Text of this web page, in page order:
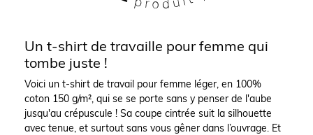
Un t-shirt de travaille pour femme qui
tombe juste !
Voici un t-shirt de travail pour femme léger, en 100%
coton 150 g/m², qui se se porte sans y penser de l'aube
jusqu'au crépuscule ! Sa coupe cintrée suit la silhouette
avec tenue, et surtout sans vous gêner dans l’ouvrage. Et